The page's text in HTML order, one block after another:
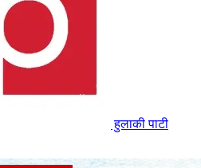
हुलाकी पाटी